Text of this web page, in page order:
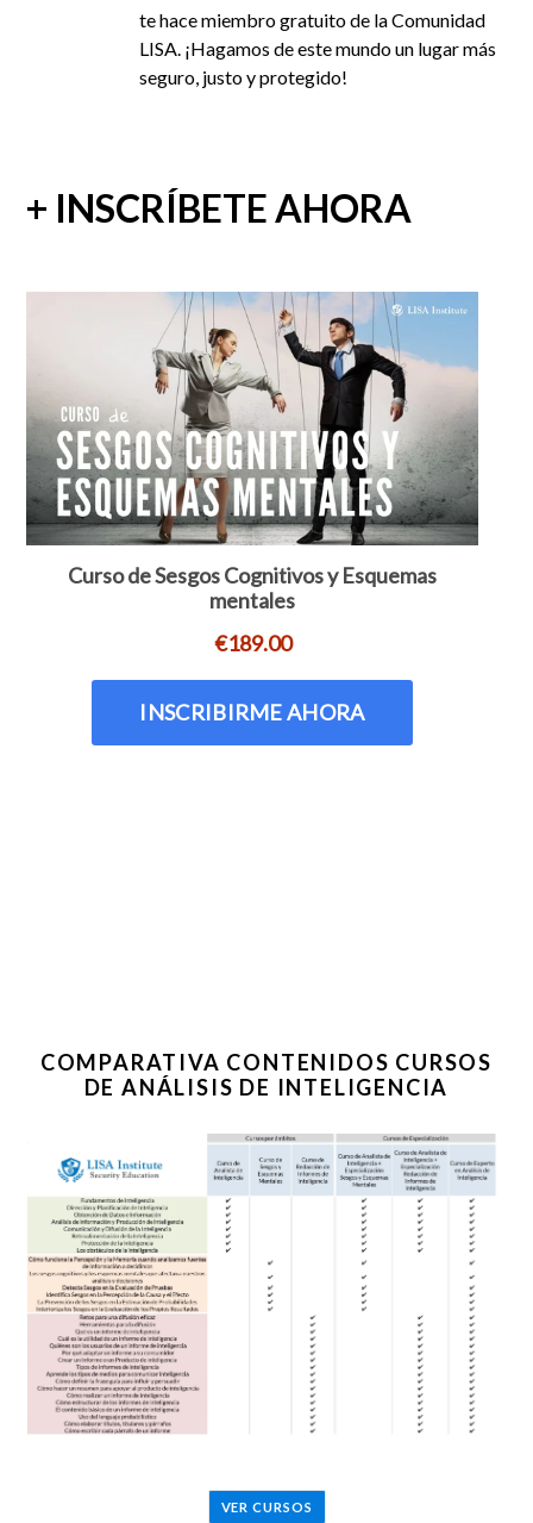
te hace miembro gratuito de la Comunidad
LISA. ¡Hagamos de este mundo un lugar más
seguro, justo y protegido!
+ INSCRÍBETE AHORA
COMPARATIVA CONTENIDOS CURSOS
DE ANÁLISIS DE INTELIGENCIA
VER CURSOS